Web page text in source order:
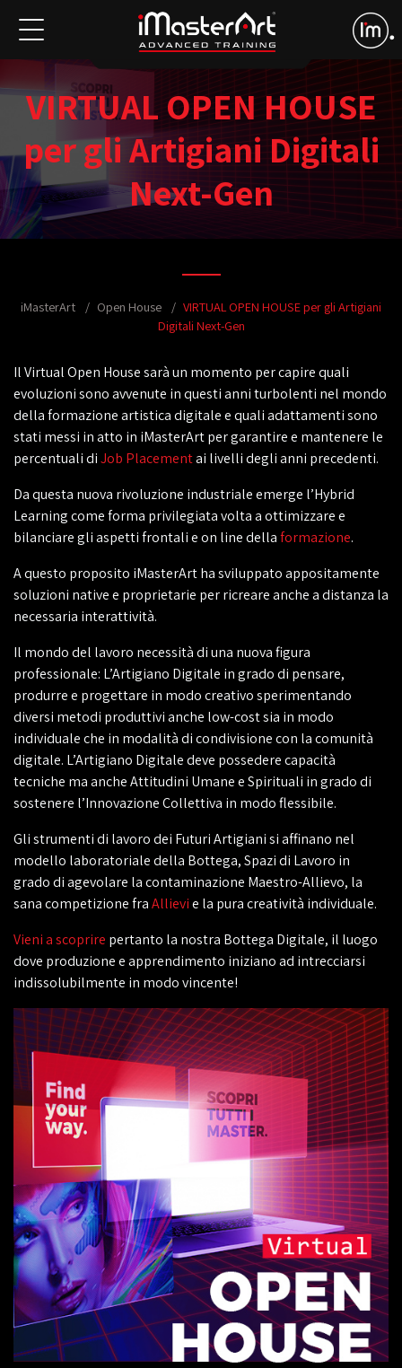
VIRTUAL OPEN HOUSE
per gli Artigiani Digitali
Next-Gen
iMasterArt Open House
VIRTUAL OPEN HOUSE per gli Artigiani
Digitali Next-Gen
Il Virtual Open House sarà un momento per capire quali
evoluzioni sono avvenute in questi anni turbolenti nel mondo
della formazione artistica digitale e quali adattamenti sono
stati messi in atto in iMasterArt per garantire e mantenere le
percentuali diJob Placementai livelli degli anni precedenti.
Da questa nuova rivoluzione industriale emerge l’Hybrid
Learning come forma privilegiata volta a ottimizzare e
bilanciare gli aspetti frontali e on line dellaformazione.
A questo proposito iMasterArt ha sviluppato appositamente
soluzioni native e proprietarie per ricreare anche a distanza la
necessaria interattività.
Il mondo del lavoro necessità di una nuova figura
professionale: L’Artigiano Digitale in grado di pensare,
produrre e progettare in modo creativo sperimentando
diversi metodi produttivi anche low-cost sia in modo
individuale che in modalità di condivisione con la comunità
digitale. L’Artigiano Digitale deve possedere capacità
tecniche ma anche Attitudini Umane e Spirituali in grado di
sostenere l’Innovazione Collettiva in modo flessibile.
Gli strumenti di lavoro dei Futuri Artigiani si affinano nel
modello laboratoriale della Bottega, Spazi di Lavoro in
grado di agevolare la contaminazione Maestro-Allievo, la
sana competizione fraAllievie la pura creatività individuale.
Vieni a scoprire pertanto la nostra Bottega Digitale, il luogo
dove produzione e apprendimento iniziano ad intrecciarsi
indissolubilmente in modo vincente!